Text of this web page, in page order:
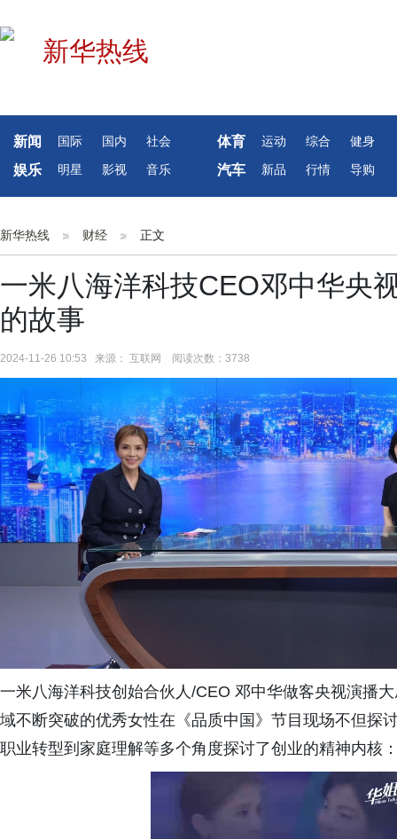
新闻 国际 国内 社会 体育 运动 综合 健身
娱乐 明星 影视 音乐 汽车 新品 行情 导购
新华热线 财经 正文
一米八海洋科技CEO邓中华央
的故事
2024-11-26 10:53 来源： 互联网 阅读次数：3738
一米八海洋科技创始合伙人/CEO 邓中华做客央视演播
域不断突破的优秀女性在《品质中国》节目现场不但探
职业转型到家庭理解等多个角度探讨了创业的精神内核